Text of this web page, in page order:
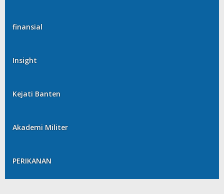
finansial
Insight
Kejati Banten
Akademi Militer
PERIKANAN